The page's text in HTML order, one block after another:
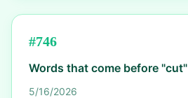
#746
Words that come before "cut"
5/16/2026